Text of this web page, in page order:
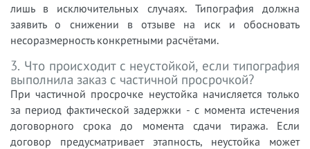
лишь в исключительных случаях. Типография должна
заявить о снижении в отзыве на иск и обосновать
несоразмерность конкретными расчётами.
3. Что происходит с неустойкой, если типография
выполнила заказ с частичной просрочкой?
При частичной просрочке неустойка начисляется только
за период фактической задержки - с момента истечения
договорного срока до момента сдачи тиража. Если
договор предусматривает этапность, неустойка может